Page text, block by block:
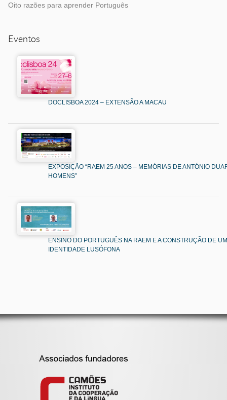
Oito razões para aprender Português
Eventos
DOCLISBOA 2024 – EXTENSÃO A MACAU
EXPOSIÇÃO “RAEM 25 ANOS – MEMÓRIAS DE ANTÓNIO
HOMENS”
ENSINO DO PORTUGUÊS NA RAEM E A CONSTRUÇÃO DE
IDENTIDADE LUSÓFONA